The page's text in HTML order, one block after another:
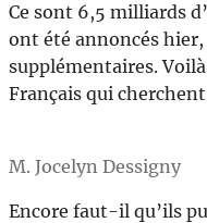
Ce sont 6,5 milliards
ont été annoncés
supplémentaires.
Français qui
M. Jocelyn Dessigny
Encore faut-il qu’ils